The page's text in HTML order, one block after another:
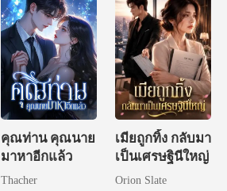
คุณท่าน คุณนาย
มาหาอีกแล้ว
Thacher
เมียถูกทิ้ง กลับมา
เป็นเศรษฐินีใหญ่
Orion Slate